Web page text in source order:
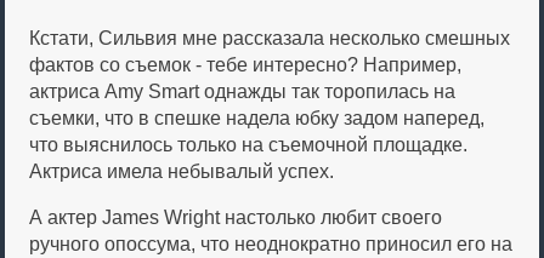
Кстати, Сильвия мне рассказала несколько смешных
фактов со съемок - тебе интересно? Например,
актриса Amy Smart однажды так торопилась на
съемки, что в спешке надела юбку задом наперед,
что выяснилось только на съемочной площадке.
Актриса имела небывалый успех.
А актер James Wright настолько любит своего
ручного опоссума, что неоднократно приносил его на